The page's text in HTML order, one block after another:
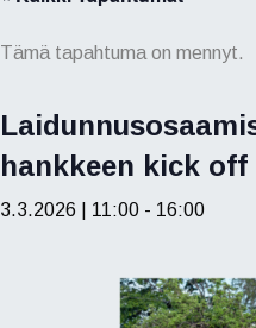
Tämä tapahtuma on mennyt.
hankkeen kick off
3.3.2026 | 11:00 - 16:00